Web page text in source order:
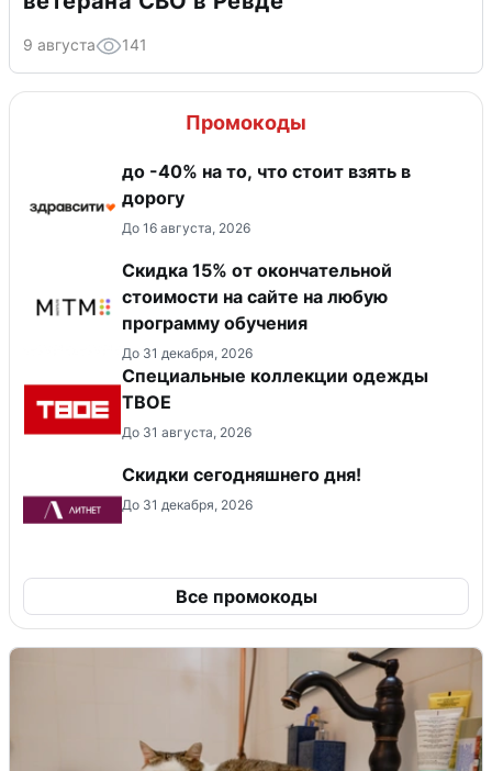
9 августа 141
Промокоды
до -40% на то, что стоит взять в
дорогу
До 16 августа, 2026
Скидка 15% от окончательной
стоимости на сайте на любую
программу обучения
До 31 декабря, 2026
Специальные коллекции одежды
ТВОЕ
До 31 августа, 2026
Скидки сегодняшнего дня!
До 31 декабря, 2026
Все промокоды